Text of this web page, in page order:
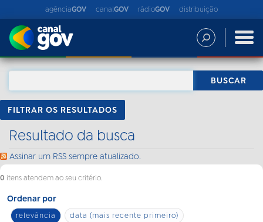
agênciaGOV canalGOV rádioGOV distribuição
FILTRAR OS RESULTADOS
Resultado da busca
Assinar um RSS sempre atualizado.
0 itens atendem ao seu critério.
Ordenar por
relevância data (mais recente primeiro)